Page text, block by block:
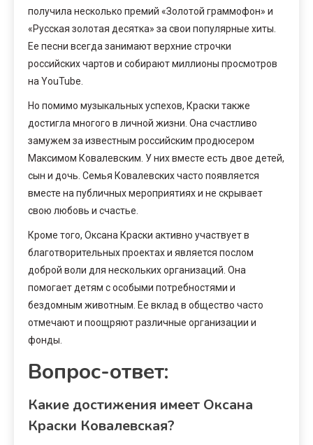
получила несколько премий «Золотой граммофон» и
«Русская золотая десятка» за свои популярные хиты.
Ее песни всегда занимают верхние строчки
российских чартов и собирают миллионы просмотров
на YouTube.
Но помимо музыкальных успехов, Краски также
достигла многого в личной жизни. Она счастливо
замужем за известным российским продюсером
Максимом Ковалевским. У них вместе есть двое детей,
сын и дочь. Семья Ковалевских часто появляется
вместе на публичных мероприятиях и не скрывает
свою любовь и счастье.
Кроме того, Оксана Краски активно участвует в
благотворительных проектах и является послом
доброй воли для нескольких организаций. Она
помогает детям с особыми потребностями и
бездомным животным. Ее вклад в общество часто
отмечают и поощряют различные организации и
фонды.
Вопрос-ответ:
Какие достижения имеет Оксана
Краски Ковалевская?